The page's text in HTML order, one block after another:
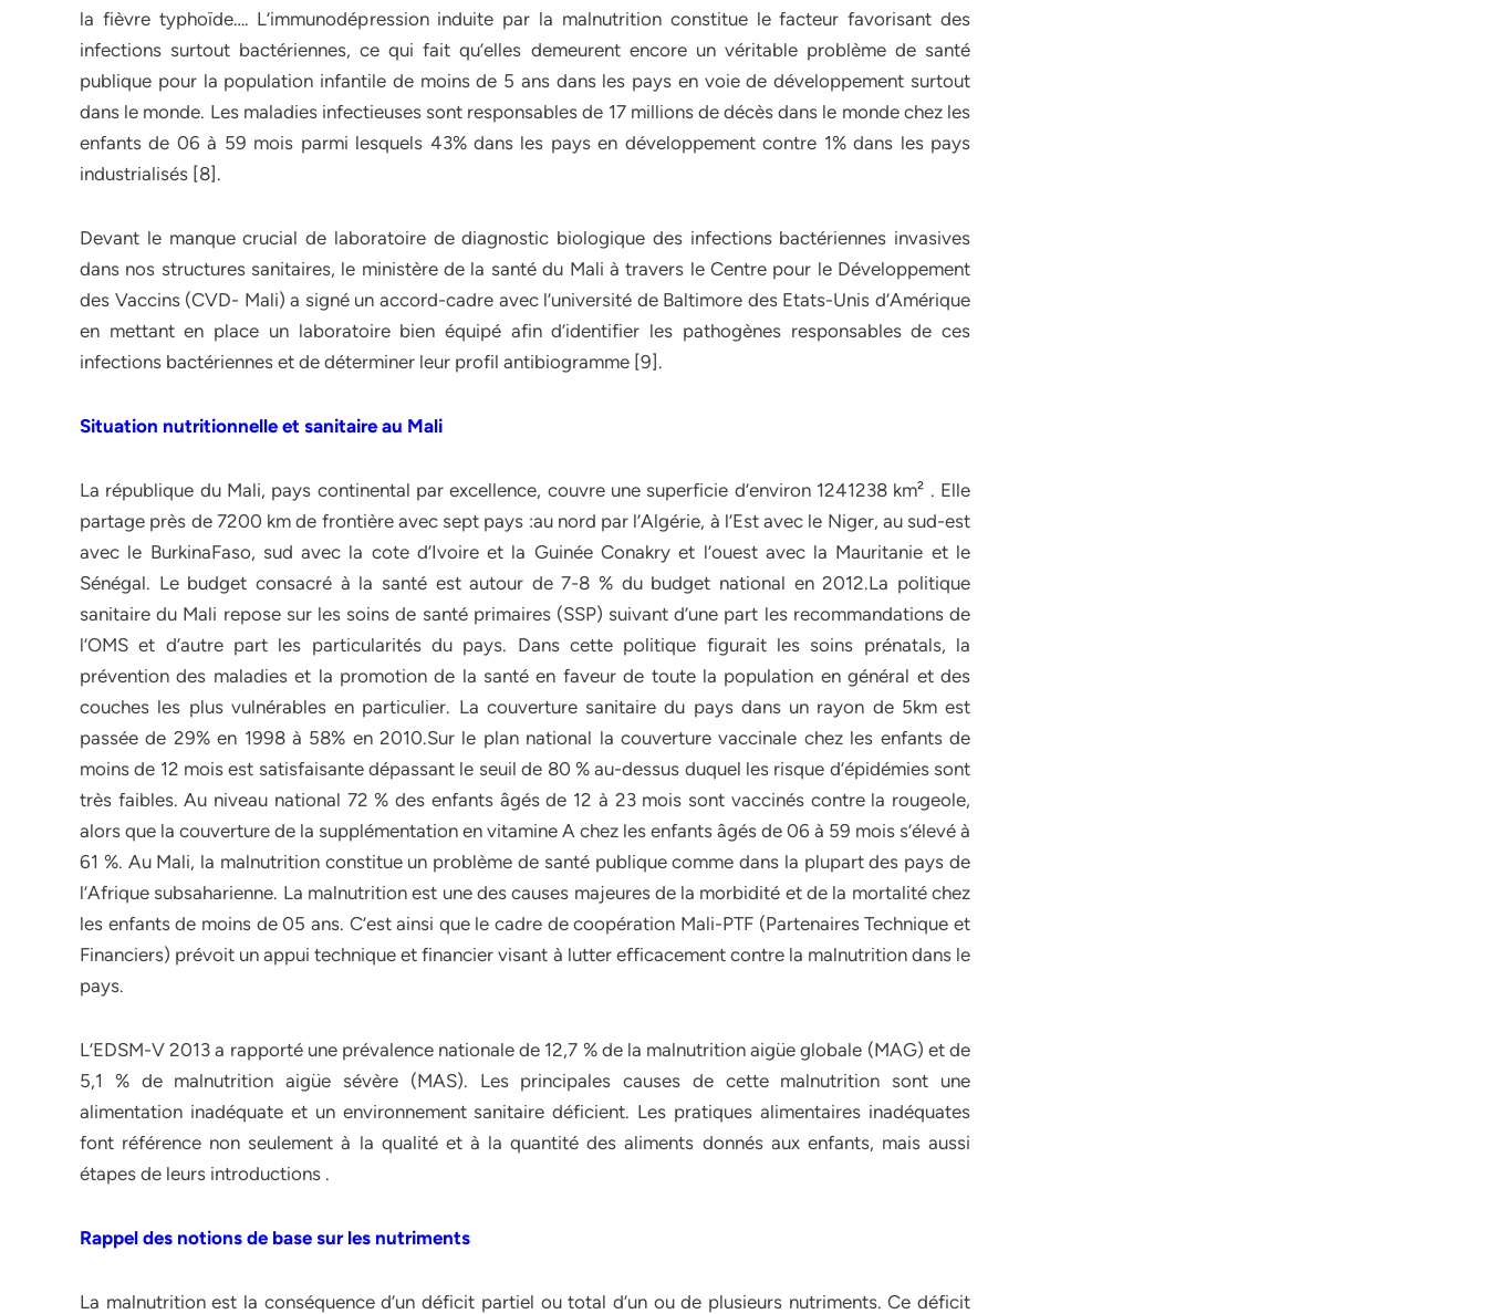
la fièvre typhoïde…. L’immunodépression induite par la malnutrition constitue le facteur favorisant des
infections surtout bactériennes, ce qui fait qu’elles demeurent encore un véritable problème de santé
publique pour la population infantile de moins de 5 ans dans les pays en voie de développement surtout
dans le monde. Les maladies infectieuses sont responsables de 17 millions de décès dans le monde chez les
enfants de 06 à 59 mois parmi lesquels 43% dans les pays en développement contre 1% dans les pays
industrialisés [8].
Devant le manque crucial de laboratoire de diagnostic biologique des infections bactériennes invasives
dans nos structures sanitaires, le ministère de la santé du Mali à travers le Centre pour le Développement
des Vaccins (CVD- Mali) a signé un accord-cadre avec l’université de Baltimore des Etats-Unis d’Amérique
en mettant en place un laboratoire bien équipé afin d’identifier les pathogènes responsables de ces
infections bactériennes et de déterminer leur profil antibiogramme [9].
Situation nutritionnelle et sanitaire au Mali
La république du Mali, pays continental par excellence, couvre une superficie d’environ 1241238 km² . Elle
partage près de 7200 km de frontière avec sept pays :au nord par l’Algérie, à l’Est avec le Niger, au sud-est
avec le BurkinaFaso, sud avec la cote d’Ivoire et la Guinée Conakry et l’ouest avec la Mauritanie et le
Sénégal. Le budget consacré à la santé est autour de 7-8 % du budget national en 2012.La politique
sanitaire du Mali repose sur les soins de santé primaires (SSP) suivant d’une part les recommandations de
l’OMS et d’autre part les particularités du pays. Dans cette politique figurait les soins prénatals, la
prévention des maladies et la promotion de la santé en faveur de toute la population en général et des
couches les plus vulnérables en particulier. La couverture sanitaire du pays dans un rayon de 5km est
passée de 29% en 1998 à 58% en 2010.Sur le plan national la couverture vaccinale chez les enfants de
moins de 12 mois est satisfaisante dépassant le seuil de 80 % au-dessus duquel les risque d’épidémies sont
très faibles. Au niveau national 72 % des enfants âgés de 12 à 23 mois sont vaccinés contre la rougeole,
alors que la couverture de la supplémentation en vitamine A chez les enfants âgés de 06 à 59 mois s’élevé à
61 %. Au Mali, la malnutrition constitue un problème de santé publique comme dans la plupart des pays de
l’Afrique subsaharienne. La malnutrition est une des causes majeures de la morbidité et de la mortalité chez
les enfants de moins de 05 ans. C’est ainsi que le cadre de coopération Mali-PTF (Partenaires Technique et
Financiers) prévoit un appui technique et financier visant à lutter efficacement contre la malnutrition dans le
pays.
L’EDSM-V 2013 a rapporté une prévalence nationale de 12,7 % de la malnutrition aigüe globale (MAG) et de
5,1 % de malnutrition aigüe sévère (MAS). Les principales causes de cette malnutrition sont une
alimentation inadéquate et un environnement sanitaire déficient. Les pratiques alimentaires inadéquates
font référence non seulement à la qualité et à la quantité des aliments donnés aux enfants, mais aussi
étapes de leurs introductions .
Rappel des notions de base sur les nutriments
La malnutrition est la conséquence d’un déficit partiel ou total d’un ou de plusieurs nutriments. Ce déficit